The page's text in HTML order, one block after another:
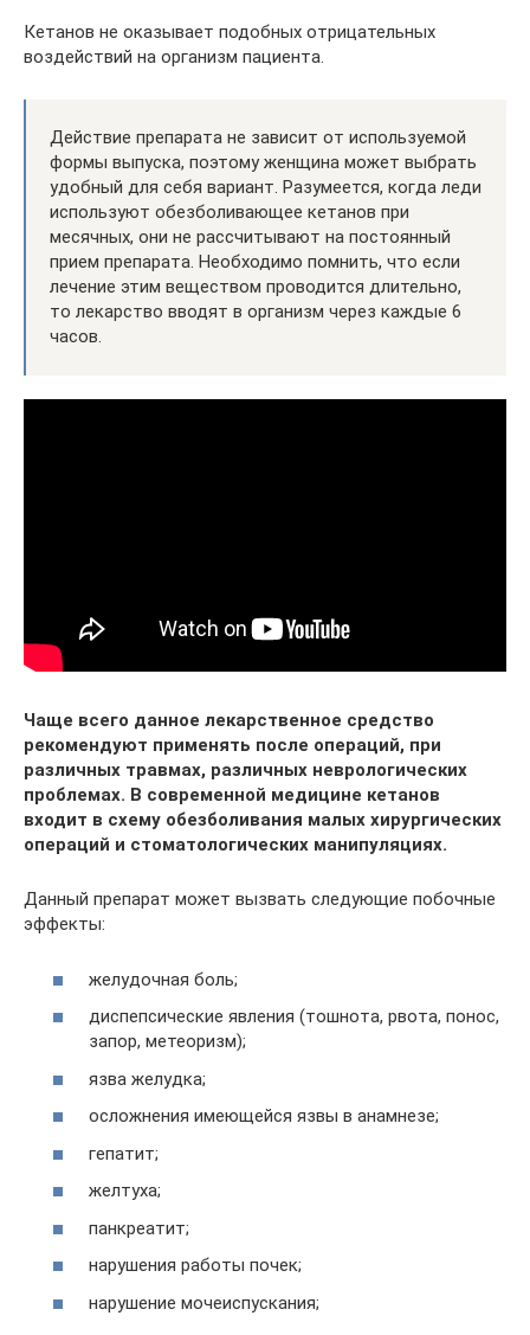
Кетанов не оказывает подобных отрицательных
воздействий на организм пациента.
Действие препарата не зависит от используемой
формы выпуска, поэтому женщина может выбрать
удобный для себя вариант. Разумеется, когда леди
используют обезболивающее кетанов при
месячных, они не рассчитывают на постоянный
прием препарата. Необходимо помнить, что если
лечение этим веществом проводится длительно,
то лекарство вводят в организм через каждые 6
часов.
Чаще всего данное лекарственное средство
рекомендуют применять после операций, при
различных травмах, различных неврологических
проблемах. В современной медицине кетанов
входит в схему обезболивания малых хирургических
операций и стоматологических манипуляциях.
Данный препарат может вызвать следующие побочные
эффекты:
желудочная боль;
диспепсические явления (тошнота, рвота, понос,
запор, метеоризм);
язва желудка;
осложнения имеющейся язвы в анамнезе;
гепатит;
желтуха;
панкреатит;
нарушения работы почек;
нарушение мочеиспускания;